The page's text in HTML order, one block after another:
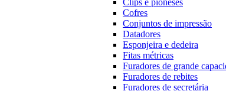
Clips e pioneses
Cofres
Conjuntos de impressão
Datadores
Esponjeira e dedeira
Fitas métricas
Furadores de grande
Furadores de rebites
Furadores de secretária